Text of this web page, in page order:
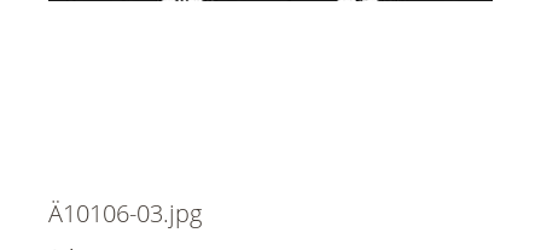
Ä10106-03.jpg